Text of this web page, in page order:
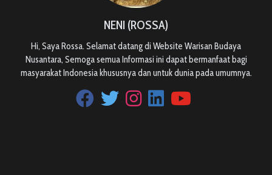
NENI (ROSSA)
Hi, Saya Rossa. Selamat datang di Website Warisan Budaya
Nusantara, Semoga semua Informasi ini dapat bermanfaat bagi
masyarakat Indonesia khususnya dan untuk dunia pada umumnya.